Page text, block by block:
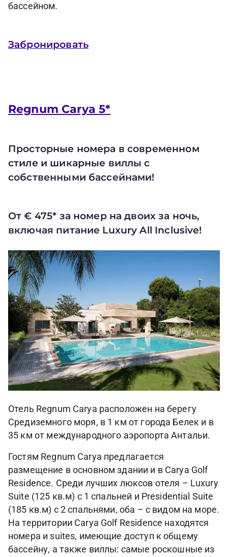
бассейном.
Забронировать
Regnum Carya 5*
Просторные номера в современном
стиле и шикарные виллы с
собственными бассейнами!
От € 475* за номер на двоих за ночь,
включая питание Luxury All Inclusive!
Отель Regnum Carya расположен на берегу
Средиземного моря, в 1 км от города Белек и в
35 км от международного аэропорта Антальи.
Гостям Regnum Carya предлагается
размещение в основном здании и в Carya Golf
Residence. Среди лучших люксов отеля – Luxury
Suite (125 кв.м) с 1 спальней и Presidential Suite
(185 кв.м) с 2 спальнями, оба – с видом на море.
На территории Carya Golf Residence находятся
номера и suites, имеющие доступ к общему
бассейну, а также виллы: самые роскошные из